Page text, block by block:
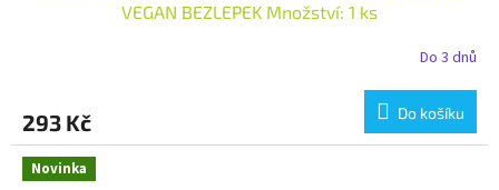
VEGAN BEZLEPEK Množství: 1 ks
Do 3 dnů
293 Kč Do košíku
Novinka